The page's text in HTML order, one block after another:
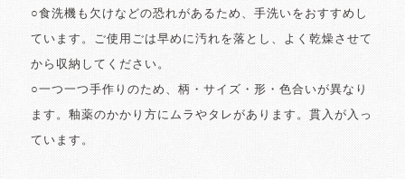
○食洗機も欠けなどの恐れがあるため、手洗いをおすすめし
ています。ご使用ごは早めに汚れを落とし、よく乾燥させて
から収納してください。
○一つ一つ手作りのため、柄・サイズ・形・色合いが異なり
ます。釉薬のかかり方にムラやタレがあります。貫入が入っ
ています。